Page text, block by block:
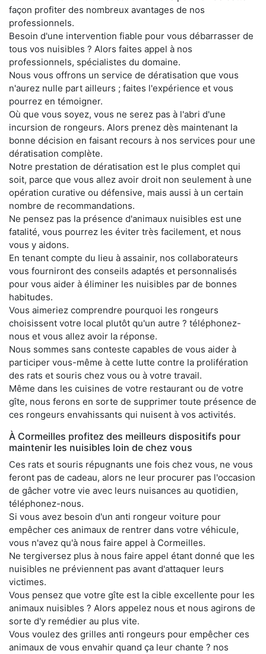
façon profiter des nombreux avantages de nos
professionnels.
Besoin d'une intervention fiable pour vous débarrasser de
tous vos nuisibles ? Alors faites appel à nos
professionnels, spécialistes du domaine.
Nous vous offrons un service de dératisation que vous
n'aurez nulle part ailleurs ; faites l'expérience et vous
pourrez en témoigner.
Où que vous soyez, vous ne serez pas à l'abri d'une
incursion de rongeurs. Alors prenez dès maintenant la
bonne décision en faisant recours à nos services pour une
dératisation complète.
Notre prestation de dératisation est le plus complet qui
soit, parce que vous allez avoir droit non seulement à une
opération curative ou défensive, mais aussi à un certain
nombre de recommandations.
Ne pensez pas la présence d'animaux nuisibles est une
fatalité, vous pourrez les éviter très facilement, et nous
vous y aidons.
En tenant compte du lieu à assainir, nos collaborateurs
vous fourniront des conseils adaptés et personnalisés
pour vous aider à éliminer les nuisibles par de bonnes
habitudes.
Vous aimeriez comprendre pourquoi les rongeurs
choisissent votre local plutôt qu'un autre ? téléphonez-
nous et vous allez avoir la réponse.
Nous sommes sans conteste capables de vous aider à
participer vous-même à cette lutte contre la prolifération
des rats et souris chez vous ou à votre travail.
Même dans les cuisines de votre restaurant ou de votre
gîte, nous ferons en sorte de supprimer toute présence de
ces rongeurs envahissants qui nuisent à vos activités.
À Cormeilles profitez des meilleurs dispositifs pour
maintenir les nuisibles loin de chez vous
Ces rats et souris répugnants une fois chez vous, ne vous
feront pas de cadeau, alors ne leur procurer pas l'occasion
de gâcher votre vie avec leurs nuisances au quotidien,
téléphonez-nous.
Si vous avez besoin d'un anti rongeur voiture pour
empêcher ces animaux de rentrer dans votre véhicule,
vous n'avez qu'à nous faire appel à Cormeilles.
Ne tergiversez plus à nous faire appel étant donné que les
nuisibles ne préviennent pas avant d'attaquer leurs
victimes.
Vous pensez que votre gîte est la cible excellente pour les
animaux nuisibles ? Alors appelez nous et nous agirons de
sorte d'y remédier au plus vite.
Vous voulez des grilles anti rongeurs pour empêcher ces
animaux de vous envahir quand ça leur chante ? nos